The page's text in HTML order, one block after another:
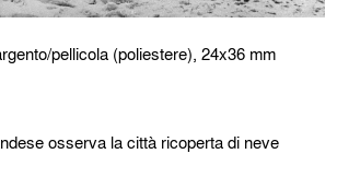
pellicola (poliestere), 24x36 mm
osserva la città ricoperta di neve